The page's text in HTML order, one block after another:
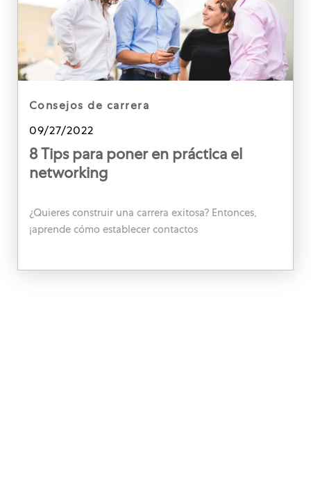
category
consejos de carrera
Posted date
09/27/2022
8 Tips para poner en práctica el
networking
¿Quieres construir una carrera exitosa? Entonces,
¡aprende cómo establecer contactos